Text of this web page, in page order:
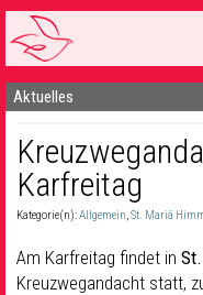
Startseite
1 Pfarrei
16 Gemeinden & mehr
Sakramente & Feste
Aktuelles
Karfreitag
Kategorie(n):Allgemein,St. Mariä
Am Karfreitag findet in
Kreuzwegandacht statt,